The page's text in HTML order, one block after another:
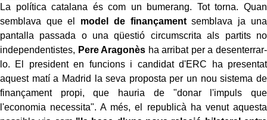
La política catalana és com un bumerang. Tot torna. Quan
semblava que el model de finançamentsemblava ja una
pantalla passada o una qüestió circumscrita als partits no
independentistes, Pere Aragonès ha arribat per a desenterrar-
lo. El president en funcions i candidat d'ERC ha presentat
aquest matí a Madrid la seva proposta per un nou sistema de
finançament propi, que hauria de "donar l'impuls que
l'economia necessita". A més, el republicà ha venut aquesta